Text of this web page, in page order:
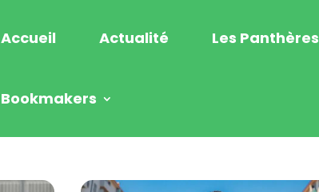
Accueil Actualité Les Panthères
Bookmakers